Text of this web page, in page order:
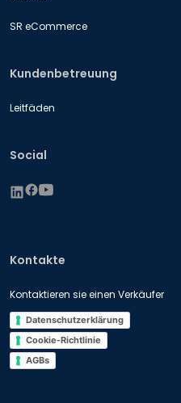
SR eCommerce
Kundenbetreuung
Leitfäden
Kontakte
Kontaktieren sie einen Verkäufer
Datenschutzerklärung
Cookie-Richtlinie
AGBs
Social